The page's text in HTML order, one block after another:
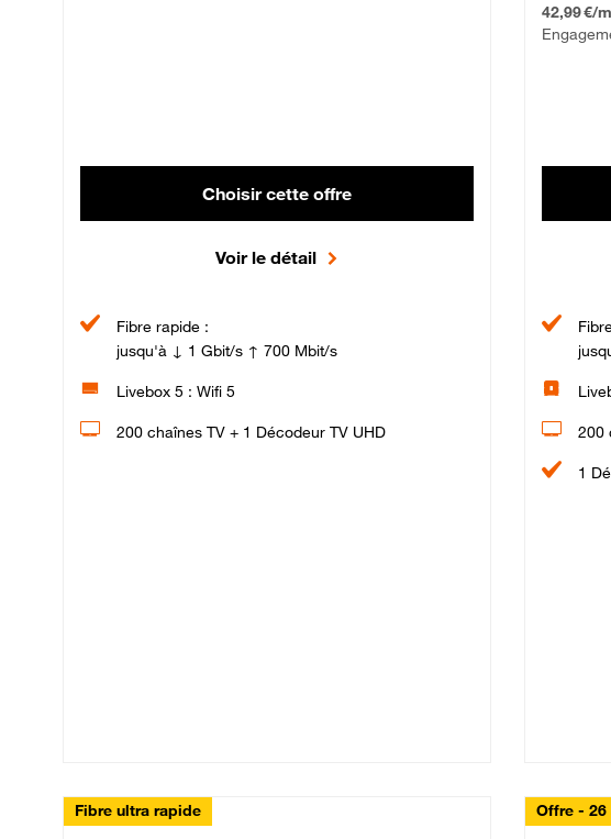
Choisir cette offre
Voir le détail
Fibre rapide :
jusqu'à ↓ 1 Gbit/s ↑ 700 Mbit/s
Livebox 5 : Wifi 5
200 chaînes TV + 1 Décodeur TV UHD
42,99 €/
200
1
Fibre ultra rapide Offre - 26